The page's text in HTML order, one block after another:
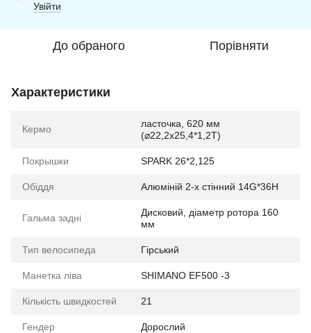
Увійти
До обраного Порівняти
Характеристики
Кермо
ласточка, 620 мм
(⌀22,2х25,4*1,2Т)
Покрышки SPARK 26*2,125
Обіддя Алюміній 2-х стінний 14G*36H
Гальма задні
Дисковий, діаметр ротора 160
мм
Тип велосипеда Гірський
Манетка ліва SHIMANO EF500 -3
Кількість швидкостей 21
Гендер Дорослий